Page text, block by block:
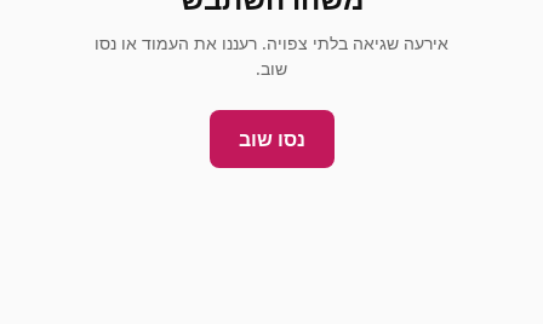
אירעה שגיאה בלתי צפויה. רעננו את העמוד או נסו
שוב.
נסו שוב